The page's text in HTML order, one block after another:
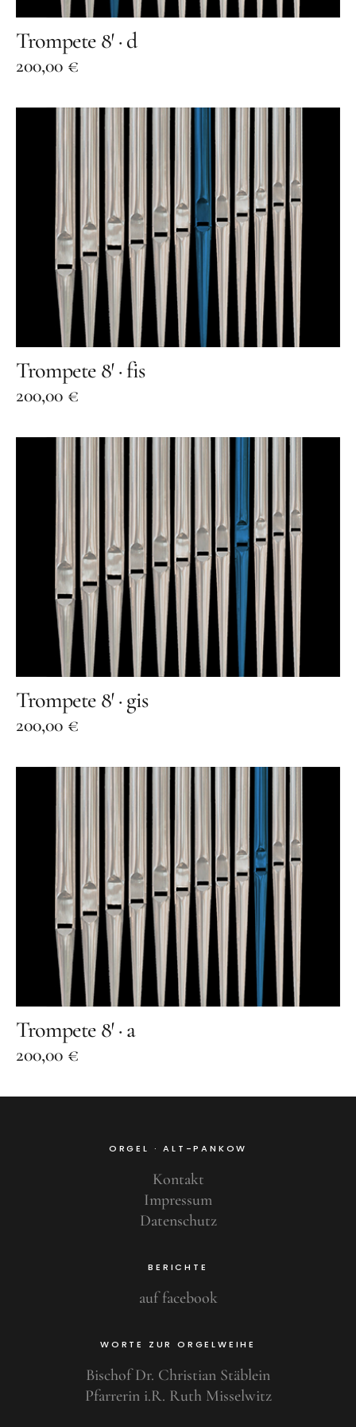
Trompete 8′ · d
200,00 €
Trompete 8′ · fis
200,00 €
Trompete 8′ · gis
200,00 €
Trompete 8′ · a
200,00 €
ORGEL · ALT-PANKOW
Kontakt
Impressum
Datenschutz
BERICHTE
auf facebook
WORTE ZUR ORGELWEIHE
Bischof Dr. Christian Stäblein
Pfarrerin i.R. Ruth Misselwitz